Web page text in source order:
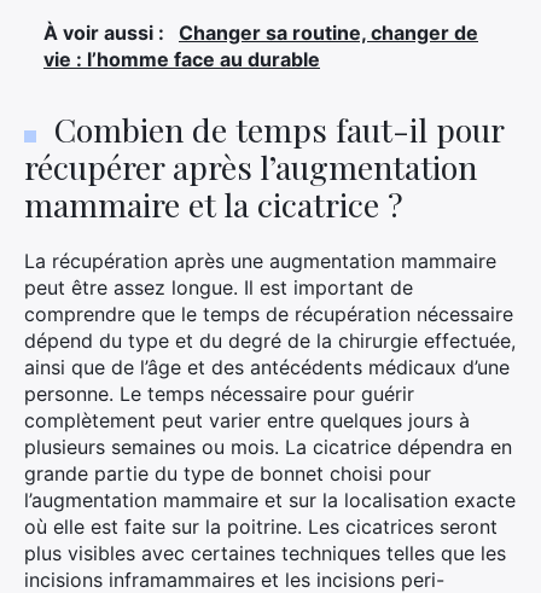
À voir aussi :
Changer sa routine, changer de
vie : l’homme face au durable
Combien de temps faut-il pour
récupérer après l’augmentation
mammaire et la cicatrice ?
La récupération après une augmentation mammaire
peut être assez longue. Il est important de
comprendre que le temps de récupération nécessaire
dépend du type et du degré de la chirurgie effectuée,
ainsi que de l’âge et des antécédents médicaux d’une
personne. Le temps nécessaire pour guérir
complètement peut varier entre quelques jours à
plusieurs semaines ou mois. La cicatrice dépendra en
grande partie du type de bonnet choisi pour
l’augmentation mammaire et sur la localisation exacte
où elle est faite sur la poitrine. Les cicatrices seront
plus visibles avec certaines techniques telles que les
incisions inframammaires et les incisions peri-